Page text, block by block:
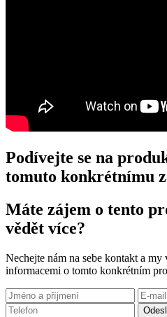
Podívejte se na
tomuto konkrétnímu
Máte zájem o tento
vědět více?
Nechejte nám na sebe kontakt a my
informacemi o tomto konkrétním